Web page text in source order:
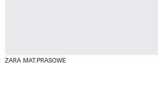
ZARA MAT.PRASOWE